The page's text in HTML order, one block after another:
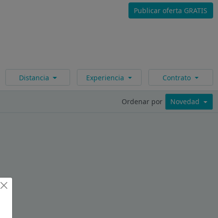
Publicar oferta GRATIS
Distancia Experiencia Contrato
Ordenar por Novedad